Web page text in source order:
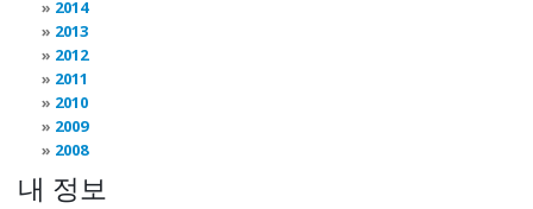
2014
2013
2012
2011
2010
2009
2008
내 정보